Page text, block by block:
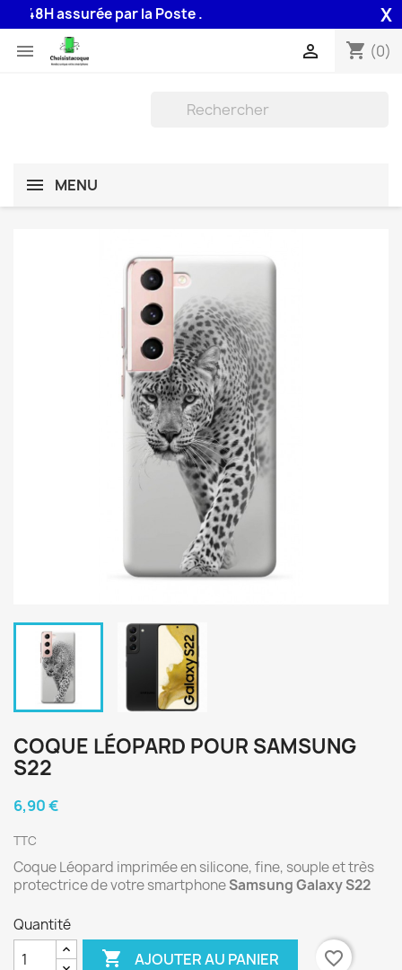
assurée par la Poste . X
 shopping_cart (0)

MENU
COQUE LÉOPARD POUR SAMSUNG
S22
6,90 €
TTC
Coque Léopard imprimée en silicone, fine, souple et très
protectrice de votre smartphoneSamsung Galaxy S22
Quantité
 AJOUTER AU PANIER favorite_border